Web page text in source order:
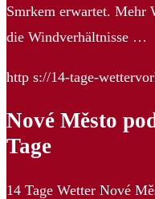
Smrkem erwartet. Mehr
die Windverhältnisse …
http s://14-tage-
Nové Město
Tage
14 Tage Wetter Nové